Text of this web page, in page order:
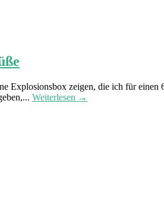
zeigen, die ich für einen
Weiterlesen →